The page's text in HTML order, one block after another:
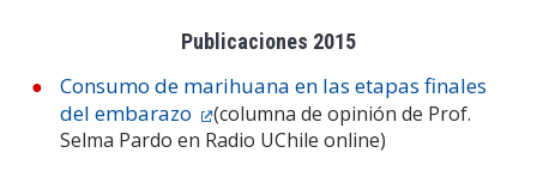
Publicaciones 2015
Consumo de marihuana en las etapas finales
del embarazo
(columna de opinión de Prof.
Selma Pardo en Radio UChile online)